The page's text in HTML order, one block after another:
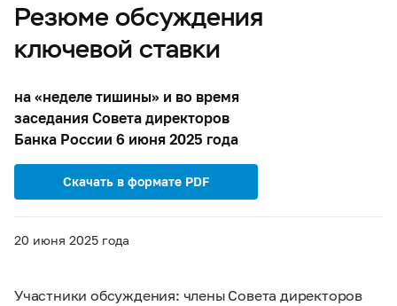
Резюме обсуждения
ключевой ставки
на «неделе тишины» и во время
заседания Совета директоров
Банка России 6 июня 2025 года
Скачать в формате PDF
20 июня 2025 года
Участники обсуждения: члены Совета директоров